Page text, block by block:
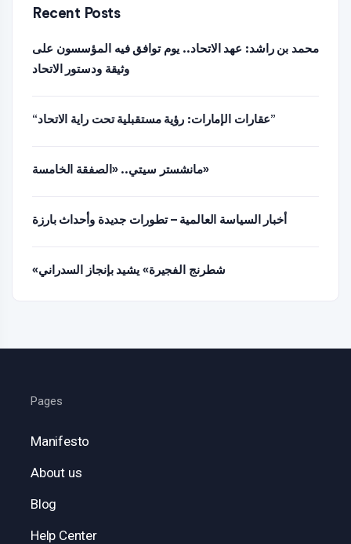
Recent Posts
محمد بن راشد: عهد الاتحاد.. يوم توافق فيه المؤسسون على
وثيقة ودستور الاتحاد
“عقارات الإمارات: رؤية مستقبلية تحت راية الاتحاد”
مانشستر سيتي.. «الصفقة الخامسة»
أخبار السياسة العالمية – تطورات جديدة وأحداث بارزة
«شطرنج الفجيرة» يشيد بإنجاز السدراني
Pages
Manifesto
About us
Blog
Help Center